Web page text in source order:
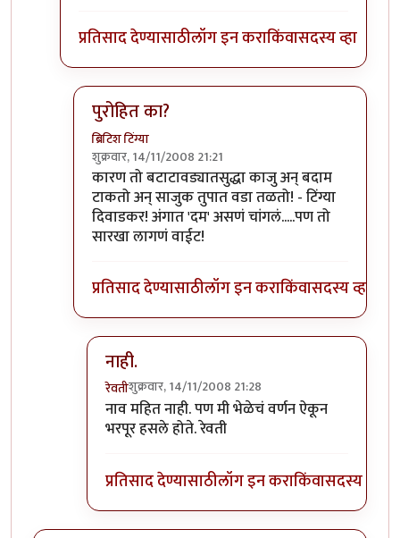
प्रतिसाद देण्यासाठीलॉग इन कराकिंवासदस्य व्हा
पुरोहित का?
ब्रिटिश टिंग्या
शुक्रवार, 14/11/2008 21:21
In reply toएवढच नाही अभिरतभाऊbyरेवती
कारण तो बटाटावड्यातसुद्धा काजु अन् बदाम
टाकतो अन् साजुक तुपात वडा तळतो! - टिंग्या
दिवाडकर! अंगात 'दम' असणं चांगलं.....पण तो
सारखा लागणं वाईट!
प्रतिसाद देण्यासाठीलॉग इन कराकिंवासदस्य व्हा
नाही.
रेवतीशुक्रवार, 14/11/2008 21:28
In reply toपुरोहित का?byब्रिटिश टिंग्या
नाव महित नाही. पण मी भेळेचं वर्णन ऐकून
भरपूर हसले होते. रेवती
प्रतिसाद देण्यासाठीलॉग इन कराकिंवासदस्य व्हा